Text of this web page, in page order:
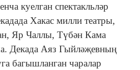
куелган спектакльләр
Хакас милли театры,
Яр Чаллы, Түбән Кама
Декада Аяз Гыйләҗевның
багышланган чаралар